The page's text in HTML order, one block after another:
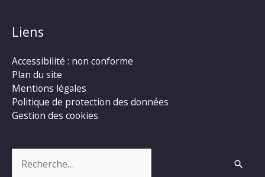
Liens
Accessibilité : non conforme
Plan du site
Mentions légales
Politique de protection des données
Gestion des cookies